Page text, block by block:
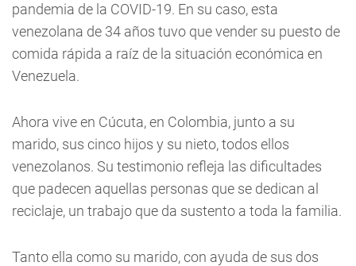
pandemia de la COVID-19. En su caso, esta
venezolana de 34 años tuvo que vender su puesto de
comida rápida a raíz de la situación económica en
Venezuela.
Ahora vive en Cúcuta, en Colombia, junto a su
marido, sus cinco hijos y su nieto, todos ellos
venezolanos. Su testimonio refleja las dificultades
que padecen aquellas personas que se dedican al
reciclaje, un trabajo que da sustento a toda la familia.
Tanto ella como su marido, con ayuda de sus dos